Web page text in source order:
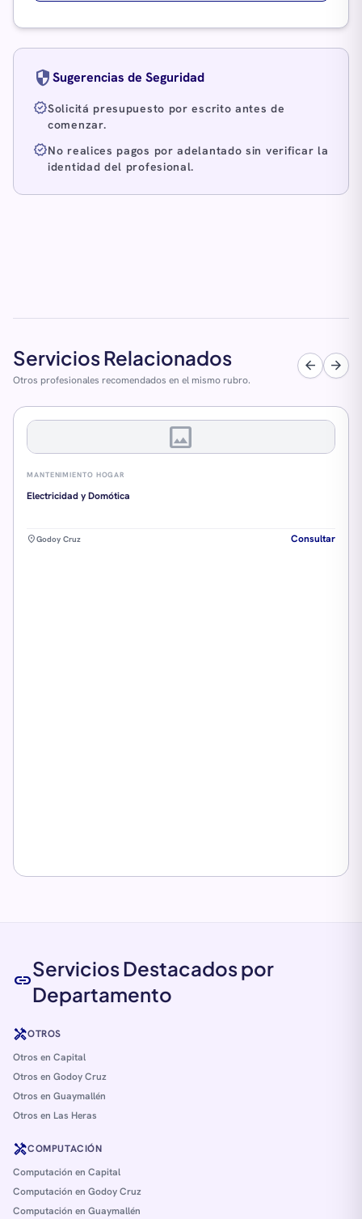
securitySugerencias de Seguridad
verifiedSolicitá presupuesto por escrito antes de
comenzar.
verifiedNo realices pagos por adelantado sin verificar la
identidad del profesional.
Servicios Relacionados
Otros profesionales recomendados en el mismo rubro.
arrow_back arrow_forward
image
MANTENIMIENTO HOGAR
Electricidad y Domótica
location_onGodoy Cruz Consultar
link
Servicios Destacados por
Departamento
handymanOTROS
Otros en Capital
Otros en Godoy Cruz
Otros en Guaymallén
Otros en Las Heras
handymanCOMPUTACIÓN
Computación en Capital
Computación en Godoy Cruz
Computación en Guaymallén